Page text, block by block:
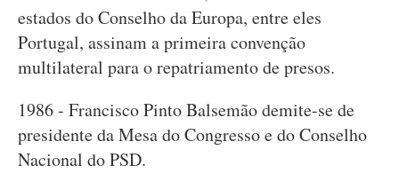
estados do Conselho da Europa, entre eles
Portugal, assinam a primeira convenção
multilateral para o repatriamento de presos.
1986 - Francisco Pinto Balsemão demite-se de
presidente da Mesa do Congresso e do Conselho
Nacional do PSD.